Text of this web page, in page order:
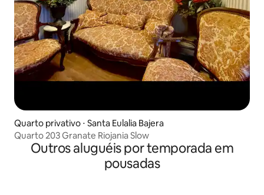
Quarto privativo ⋅ Santa Eulalia Bajera
Quarto 203 Granate Riojania Slow
Outros aluguéis por temporada em
pousadas